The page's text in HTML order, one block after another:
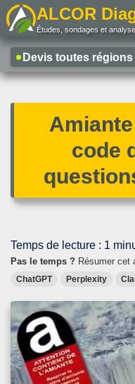
au
contenu
ALCOR
Études, sondages et
Devis toutes régions
code
Temps de lecture : 1
Pas le temps ? Résumer cet
ChatGPT Perplexity